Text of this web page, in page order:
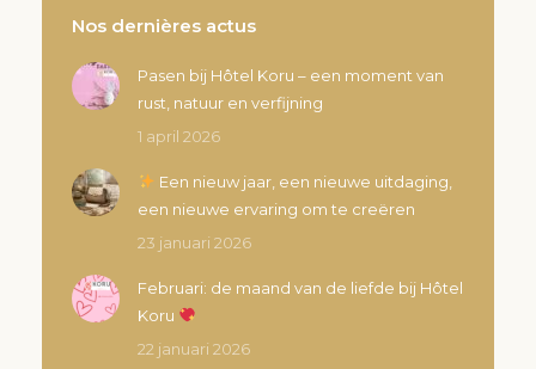
Nos dernières actus
Pasen bij Hôtel Koru – een moment van
rust, natuur en verfijning
1 april 2026
Een nieuw jaar, een nieuwe uitdaging,
een nieuwe ervaring om te creëren
23 januari 2026
Februari: de maand van de liefde bij Hôtel
Koru
22 januari 2026